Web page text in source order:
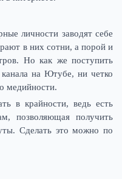
личности заводят себе
в них сотни, а порой и
Но как же поступить
на Ютубе, ни четко
медийности.
в крайности, ведь есть
позволяющая получить
Сделать это можно по